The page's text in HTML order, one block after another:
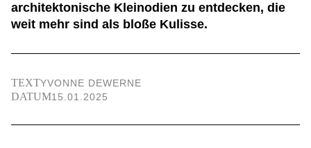
architektonische Kleinodien zu entdecken, die
weit mehr sind als bloße Kulisse.
TEXTYVONNE DEWERNE
DATUM15.01.2025